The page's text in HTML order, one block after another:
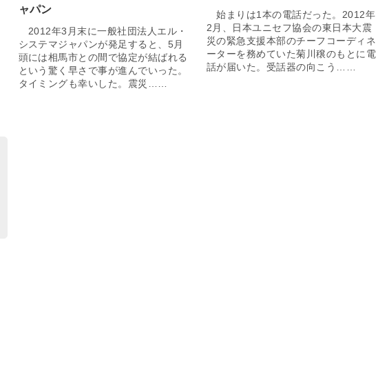
ャパン
2012年3月末に一般社団法人エル・
システマジャパンが発足すると、5月
頭には相馬市との間で協定が結ばれる
という驚く早さで事が進んでいった。
タイミングも幸いした。震災……
始まりは1本の電話だった。2012年
2月、日本ユニセフ協会の東日本大震
災の緊急支援本部のチーフコーディネ
ーターを務めていた菊川穣のもとに電
話が届いた。受話器の向こう……